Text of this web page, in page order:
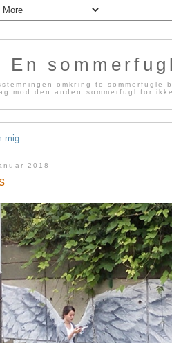
En
omkring to
mod den anden sommerfugl for
mig
2018